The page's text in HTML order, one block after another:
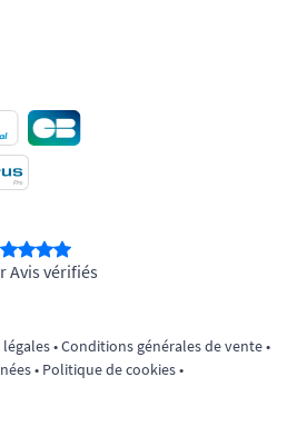
Avis vérifiés
•Conditions générales de vente•
• Politique de cookies•